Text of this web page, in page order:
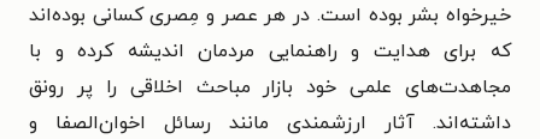
خیرخواه بشر بوده است. در هر عصر و مِصری کسانی بوده‌اند
که برای هدایت و راهنمایی مردمان اندیشه کرده و با
مجاهدت‌های علمی خود بازار مباحث اخلاقی را پر رونق
داشته‌اند. آثار ارزشمندی مانند رسائل اخوان‌الصفا و